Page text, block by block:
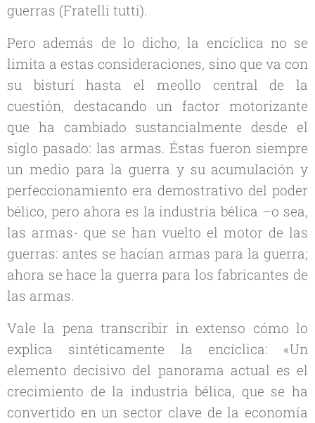
guerras (Fratelli tutti).
Pero además de lo dicho, la encíclica no se
limita a estas consideraciones, sino que va con
su bisturí hasta el meollo central de la
cuestión, destacando un factor motorizante
que ha cambiado sustancialmente desde el
siglo pasado: las armas. Éstas fueron siempre
un medio para la guerra y su acumulación y
perfeccionamiento era demostrativo del poder
bélico, pero ahora es la industria bélica –o sea,
las armas- que se han vuelto el motor de las
guerras: antes se hacían armas para la guerra;
ahora se hace la guerra para los fabricantes de
las armas.
Vale la pena transcribir in extenso cómo lo
explica sintéticamente la encíclica: «Un
elemento decisivo del panorama actual es el
crecimiento de la industria bélica, que se ha
convertido en un sector clave de la economía